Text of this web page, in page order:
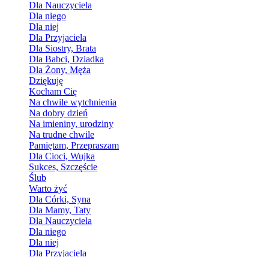
Dla Nauczyciela
Dla niego
Dla niej
Dla Przyjaciela
Dla Siostry, Brata
Dla Babci, Dziadka
Dla Żony, Męża
Dziękuję
Kocham Cię
Na chwile wytchnienia
Na dobry dzień
Na imieniny, urodziny
Na trudne chwile
Pamiętam, Przepraszam
Dla Cioci, Wujka
Sukces, Szczęście
Ślub
Warto żyć
Dla Córki, Syna
Dla Mamy, Taty
Dla Nauczyciela
Dla niego
Dla niej
Dla Przyjaciela